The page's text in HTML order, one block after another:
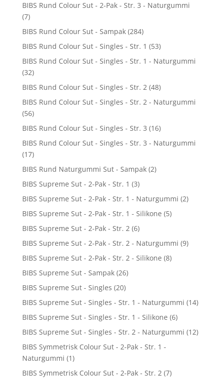
BIBS Rund Colour Sut - 2-Pak - Str. 3 - Naturgummi
(7)
BIBS Rund Colour Sut - Sampak (284)
BIBS Rund Colour Sut - Singles - Str. 1 (53)
BIBS Rund Colour Sut - Singles - Str. 1 - Naturgummi
(32)
BIBS Rund Colour Sut - Singles - Str. 2 (48)
BIBS Rund Colour Sut - Singles - Str. 2 - Naturgummi
(56)
BIBS Rund Colour Sut - Singles - Str. 3 (16)
BIBS Rund Colour Sut - Singles - Str. 3 - Naturgummi
(17)
BIBS Rund Naturgummi Sut - Sampak (2)
BIBS Supreme Sut - 2-Pak - Str. 1 (3)
BIBS Supreme Sut - 2-Pak - Str. 1 - Naturgummi (2)
BIBS Supreme Sut - 2-Pak - Str. 1 - Silikone (5)
BIBS Supreme Sut - 2-Pak - Str. 2 (6)
BIBS Supreme Sut - 2-Pak - Str. 2 - Naturgummi (9)
BIBS Supreme Sut - 2-Pak - Str. 2 - Silikone (8)
BIBS Supreme Sut - Sampak (26)
BIBS Supreme Sut - Singles (20)
BIBS Supreme Sut - Singles - Str. 1 - Naturgummi (14)
BIBS Supreme Sut - Singles - Str. 1 - Silikone (6)
BIBS Supreme Sut - Singles - Str. 2 - Naturgummi (12)
BIBS Symmetrisk Colour Sut - 2-Pak - Str. 1 -
Naturgummi (1)
BIBS Symmetrisk Colour Sut - 2-Pak - Str. 2 (7)